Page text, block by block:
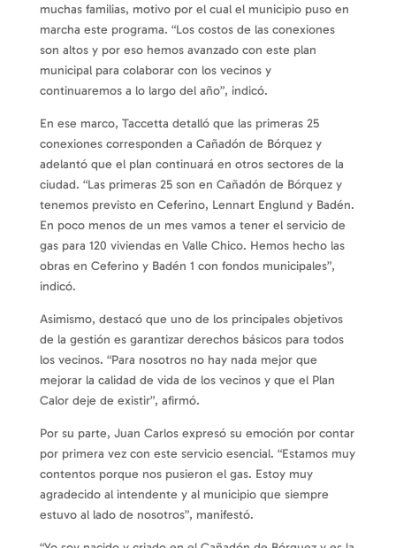
muchas familias, motivo por el cual el municipio puso en
marcha este programa. “Los costos de las conexiones
son altos y por eso hemos avanzado con este plan
municipal para colaborar con los vecinos y
continuaremos a lo largo del año”, indicó.
En ese marco, Taccetta detalló que las primeras 25
conexiones corresponden a Cañadón de Bórquez y
adelantó que el plan continuará en otros sectores de la
ciudad. “Las primeras 25 son en Cañadón de Bórquez y
tenemos previsto en Ceferino, Lennart Englund y Badén.
En poco menos de un mes vamos a tener el servicio de
gas para 120 viviendas en Valle Chico. Hemos hecho las
obras en Ceferino y Badén 1 con fondos municipales”,
indicó.
Asimismo, destacó que uno de los principales objetivos
de la gestión es garantizar derechos básicos para todos
los vecinos. “Para nosotros no hay nada mejor que
mejorar la calidad de vida de los vecinos y que el Plan
Calor deje de existir”, afirmó.
Por su parte, Juan Carlos expresó su emoción por contar
por primera vez con este servicio esencial. “Estamos muy
contentos porque nos pusieron el gas. Estoy muy
agradecido al intendente y al municipio que siempre
estuvo al lado de nosotros”, manifestó.